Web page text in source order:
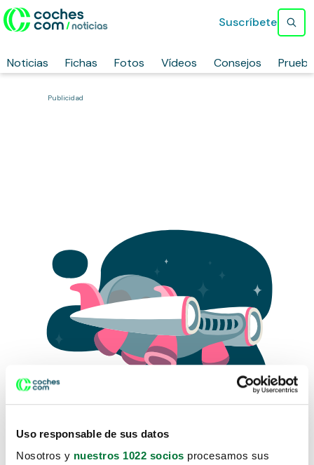
Uso responsable de sus datos
Nosotros y nuestros 1022 socios procesamos sus
Noticias Fichas Fotos Vídeos Consejos
Suscríbete
Publicidad